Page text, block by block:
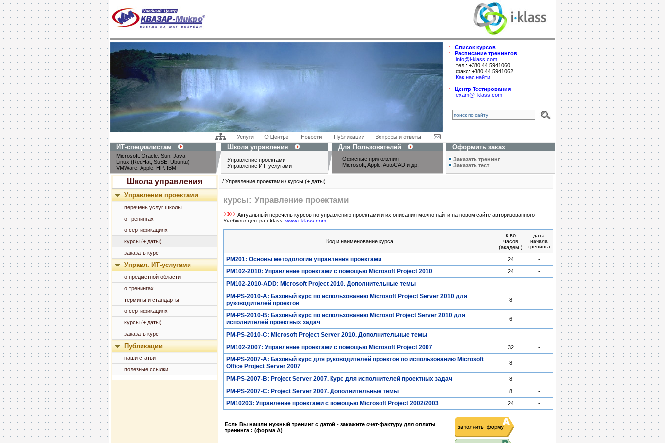
Список курсов
Расписание тренингов
info@i-klass.com
тел.: +380 44 5941060
факс: +380 44 5941062
Как нас найти
Центр Тестирования
exam@i-klass.com
ИТ-специалистам Школа управления Для Пользователей Оформить заказ
Microsoft Oracle Sun Java
Linux (RedHat, SuSE, Ubuntu)
VMWare Apple HP IBM
Управление проектами
Управление ИТ-услугами
Офисные приложения
Microsoft, Apple, AutoCAD и др.
Заказать тренинг
Заказать тест
Школа управления
Управление проектами
перечень услуг школы
о тренингах
о сертификациях
курсы (+ даты)
заказать курс
Управл. ИТ-услугами
о предметной области
о тренингах
термины и стандарты
о сертификациях
курсы (+ даты)
заказать курс
Публикации
наши статьи
полезные ссылки
/ Управление проектами / курсы (+ даты)
курсы: Управление проектами
Актуальный перечень курсов по управлению проектами и их описания можно найти на новом сайте авторизованного
Учебного центра i-klass: www.i-klass.com
Код и наименование курса
к.во
часов
(академ.)
дата
начала
тренинга
PM201: Основы методологии управления проектами 24 -
PM102-2010: Управление проектами с помощью Microsoft Project 2010 24 -
PM102-2010-ADD: Microsoft Project 2010. Дополнительные темы - -
PM-PS-2010-A: Базовый курс по использованию Microsoft Project Server 2010 для
руководителей проектов
8 -
PM-PS-2010-B: Базовый курс по использованию Microsot Project Server 2010 для
исполнителей проектных задач
6 -
PM-PS-2010-C: Microsoft Project Server 2010. Дополнительные темы - -
PM102-2007: Управление проектами с помощью Microsoft Project 2007 32 -
PM-PS-2007-A: Базовый курс для руководителей проектов по использованию Microsoft
Office Project Server 2007
8 -
PM-PS-2007-B: Project Server 2007. Курс для исполнителей проектных задач 8 -
PM-PS-2007-C: Project Server 2007. Дополнительные темы 8 -
PM10203: Управление проектами с помощью Microsoft Project 2002/2003 24 -
Если Вы нашли нужный тренинг с датой - закажите счет-фактуру для оплаты
тренинга : (форма А)